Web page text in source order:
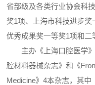
省部级及各类行业协会科
奖1项、上海市科技进步
优秀成果奖一等奖1项和二
主办《上海口腔医学
腔材料器械杂志》和《
Medicine》4本杂志，其中